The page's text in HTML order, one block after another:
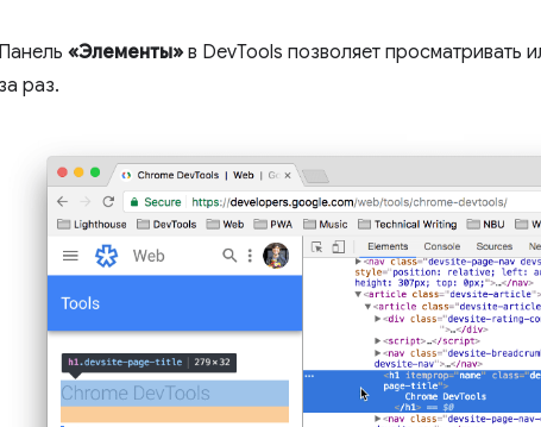
Панель «Элементы» в DevTools позволяет просматривать
за раз.